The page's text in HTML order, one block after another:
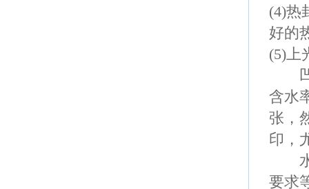
(4)热
好的
(5)上
凹
含水
张，
印，
水
要求